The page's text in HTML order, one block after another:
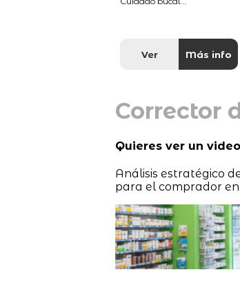
Ver Más info
Corrector
Quieres ver un
Análisis estratégico
para el comprador